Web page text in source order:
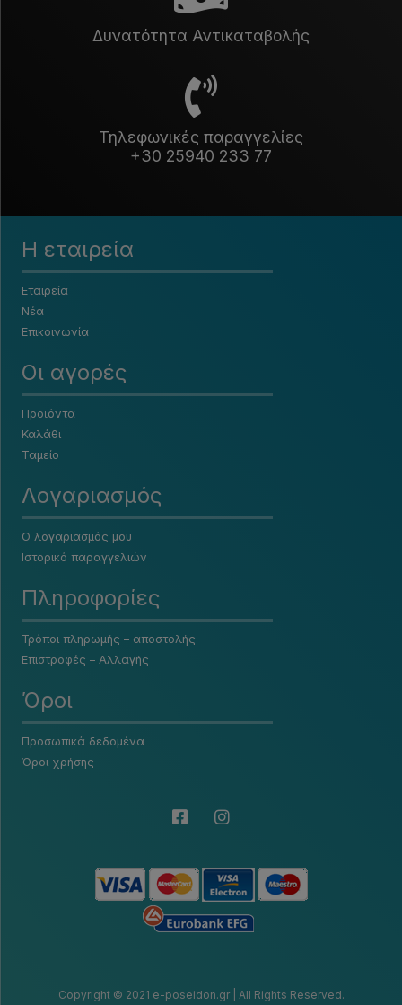
Δυνατότητα Αντικαταβολής
Τηλεφωνικές παραγγελίες
+30 25940 233 77
Η εταιρεία
Εταιρεία
Νέα
Επικοινωνία
Οι αγορές
Προϊόντα
Καλάθι
Ταμείο
Λογαριασμός
Ο λογαριασμός μου
Ιστορικό παραγγελιών
Πληροφορίες
Τρόποι πληρωμής – αποστολής
Επιστροφές – Αλλαγής
Όροι
Προσωπικά δεδομένα
Όροι χρήσης
Copyright © 2021 e-poseidon.gr | All Rights Reserved.